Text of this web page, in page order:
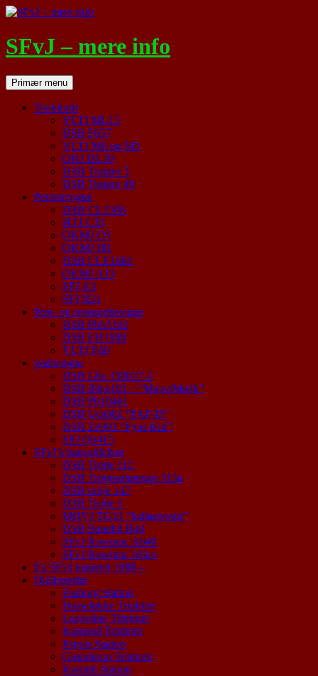
Hop
indhold
SFvJ – mere info
SøgPrimær menu
Trækkraft
VLTJ ML12
DSB F657
VLTJ M6 og M5
OHJ DL39
DSB Traktor 3
DSB Traktor 49
Personvogne
DSB CL1586
HTJ C35
OKMJ C9
OKMJ J81
DSB CLE1681
OKMJ A11
SFJ A3
SFJ B21
Post- og rejsegodsvogne
DSB Pbh5102
DSB EH1908
VLTJ F40
godsvogne
DSB Gbs 150027-2
DSB Iblps101 – “Mayo/Mælk”
DSB Pb10461
DSB Ucs002 “FAF-D”
DSB Ze903 “Fyns Kul”
SFJ Qb415
SFvJ’s baneafdeling
DSB Trolje 112
DSB Troljeanhænger 113a
DSB trolje 147
DSB Trolje 1
MHVJ TG31 “ballastvogn”
DSB Banebil B44
SFvJ Rowitrac A648
SFvJ Rowitrac A6xx
Ex SFvJ materiel 1988 –
Holdesteder
Faaborg Station
Horseløkke Trinbræt
Lucienhøj Trinbræt
Katterød Trinbræt
Pejrup Station
Grønderup Trinbræt
Korinth Station